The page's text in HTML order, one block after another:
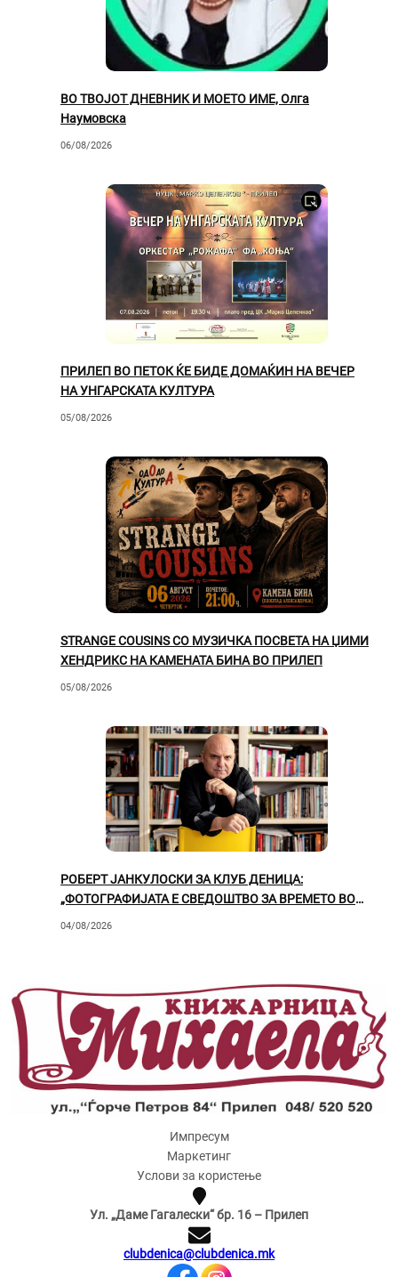
ВО ТВОЈОТ ДНЕВНИК И МОЕТО ИМЕ, Олга
Наумовска
06/08/2026
ПРИЛЕП ВО ПЕТОК ЌЕ БИДЕ ДОМАЌИН НА ВЕЧЕР
НА УНГАРСКАТА КУЛТУРА
05/08/2026
STRANGE COUSINS СО МУЗИЧКА ПОСВЕТА НА ЏИМИ
ХЕНДРИКС НА КАМЕНАТА БИНА ВО ПРИЛЕП
05/08/2026
РОБЕРТ ЈАНКУЛОСКИ ЗА КЛУБ ДЕНИЦА:
„ФОТОГРАФИЈАТА Е СВЕДОШТВО ЗА ВРЕМЕТО ВО
04/08/2026
Импресум
Маркетинг
Услови за користење
Ул. „Даме Гагалески“ бр. 16 – Прилеп
clubdenica@clubdenica.mk